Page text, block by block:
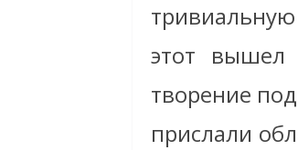
этот вышел
творение
прислали